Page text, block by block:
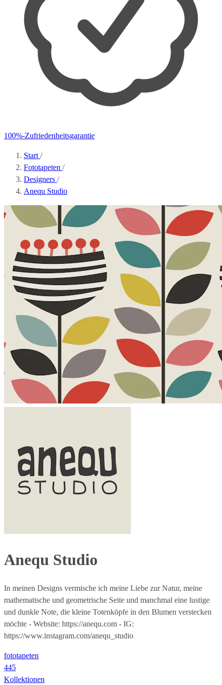
100%-Zufriedenheitsgarantie
Start /
Fototapeten /
Designers /
Anequ Studio
Anequ Studio
In meinen Designs vermische ich meine Liebe zur Natur, meine
mathematische und geometrische Seite und manchmal eine lustige
und dunkle Note, die kleine Totenköpfe in den Blumen verstecken
möchte - Website: https://anequ.com - IG:
https://www.instagram.com/anequ_studio
fototapeten
445
Kollektionen